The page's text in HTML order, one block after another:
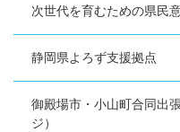
次世代を育むための県民
静岡県よろず支援拠点
御殿場市・小山町合同出
ジ）